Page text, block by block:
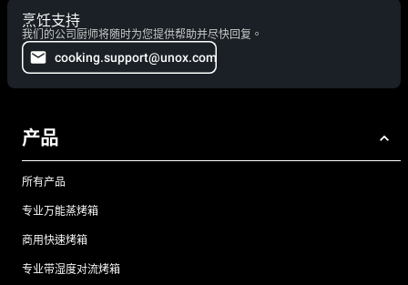
烹饪支持
我们的公司厨师将随时为您提供帮助并尽快回复。
cooking.support@unox.com
产品
所有产品
专业万能蒸烤箱
商用快速烤箱
专业带湿度对流烤箱